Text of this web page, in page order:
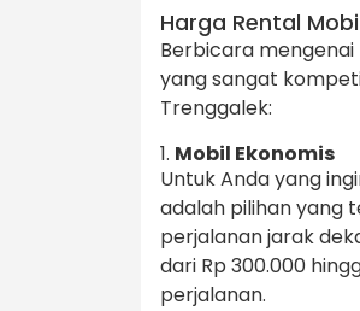
Harga Rental
Berbicara
yang sangat
Trenggalek:
1. Mobil Ekonomis
Untuk Anda yang
adalah pilihan yang
perjalanan jarak
dari Rp 300.000
perjalanan.